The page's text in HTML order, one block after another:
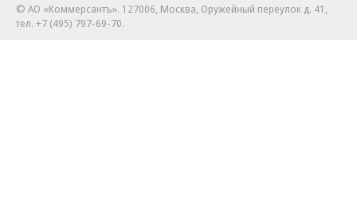
© АО «Коммерсантъ». 127006, Москва, Оружейный переулок д. 41,
тел. +7 (495) 797-69-70.